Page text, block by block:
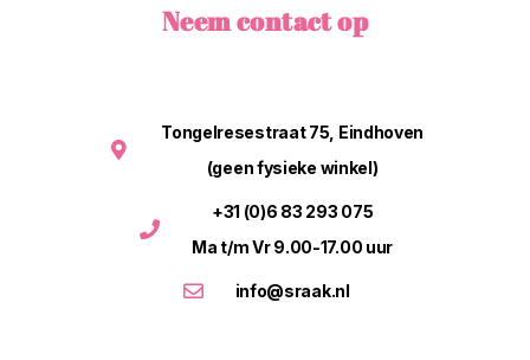
Neem contact op
Tongelresestraat 75, Eindhoven
(geen fysieke winkel)
+31 (0)6 83 293 075
Ma t/m Vr 9.00-17.00 uur
info@sraak.nl